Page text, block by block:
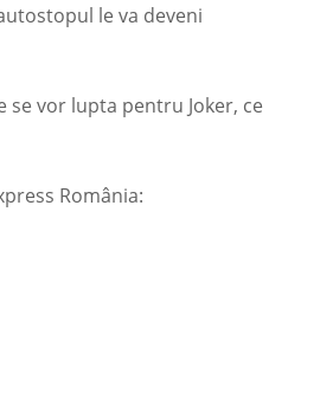
le va deveni
se vor lupta pentru Joker, ce
România: